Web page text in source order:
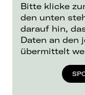
Bitte klicke
den unten
darauf hin,
Daten an den
übermittelt